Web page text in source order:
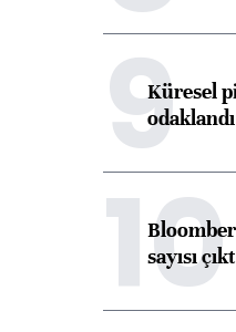
9Küresel
odaklandı
10
sayısı